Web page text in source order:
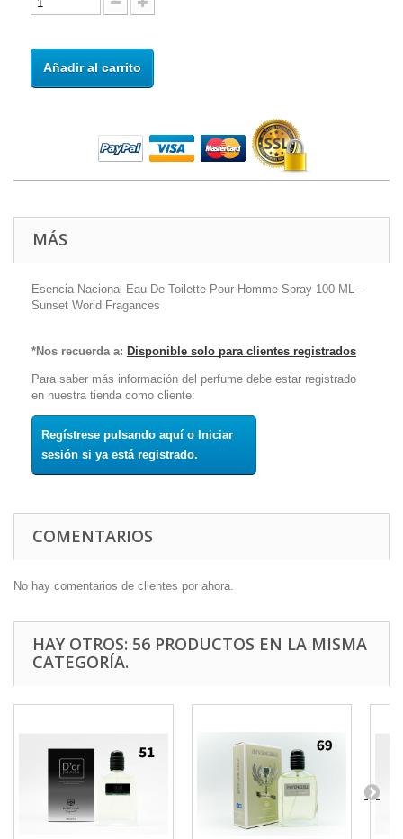
Añadir al carrito
MÁS
Esencia Nacional Eau De Toilette Pour Homme Spray 100 ML -
Sunset World Fragances
*Nos recuerda a: Disponible solo para clientes registrados
Para saber más información del perfume debe estar registrado
en nuestra tienda como cliente:
Regístrese pulsando aquí o Iniciar
sesión si ya está registrado.
COMENTARIOS
No hay comentarios de clientes por ahora.
HAY OTROS: 56 PRODUCTOS EN LA MISMA
CATEGORÍA.